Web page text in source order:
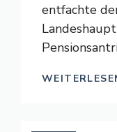
entfachte